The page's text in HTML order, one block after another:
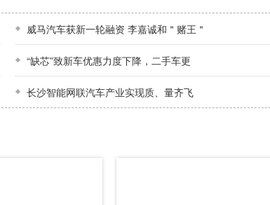
威马汽车获新一轮融资 李嘉诚和＂赌王＂
“缺芯”致新车优惠力度下降，二手车更
长沙智能网联汽车产业实现质、量齐飞